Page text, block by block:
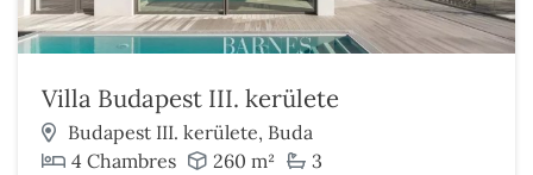
Villa Budapest III. kerülete
Budapest III. kerülete, Buda
4 Chambres
260 m²
3